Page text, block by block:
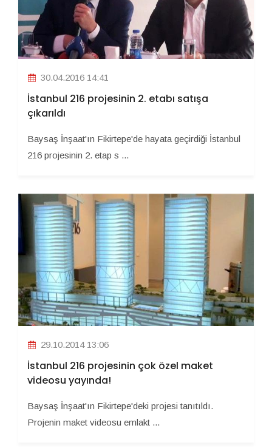
30.04.2016 14:41
İstanbul 216 projesinin 2. etabı satışa
çıkarıldı
Baysaş İnşaat'ın Fikirtepe'de hayata geçirdiği İstanbul
216 projesinin 2. etap s ...
29.10.2014 13:06
İstanbul 216 projesinin çok özel maket
videosu yayında!
Baysaş İnşaat'ın Fikirtepe'deki projesi tanıtıldı.
Projenin maket videosu emlakt ...